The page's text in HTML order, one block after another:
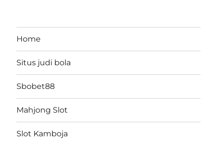
Home
Situs judi bola
Sbobet88
Mahjong Slot
Slot Kamboja